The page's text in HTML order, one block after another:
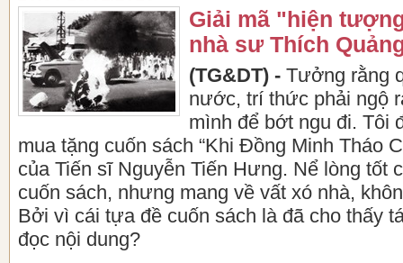
Giải mã "hiện
nhà sư Thích
(TG&DT) - Tưởng rằng
nước, trí thức phải ngộ
mình để bớt ngu đi. Tôi
mua tặng cuốn sách “Khi Đồng Minh Tháo
của Tiến sĩ Nguyễn Tiến Hưng. Nể lòng tốt
cuốn sách, nhưng mang về vất xó nhà,
Bởi vì cái tựa đề cuốn sách là đã cho thấy
đọc nội dung?